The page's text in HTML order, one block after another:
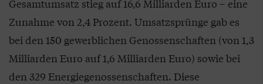
Gesamtumsatz stieg auf 16,6 Milliarden Euro – eine
Zunahme von 2,4 Prozent. Umsatzsprünge gab es
bei den 150 gewerblichen Genossenschaften (von 1,3
Milliarden Euro auf 1,6 Milliarden Euro) sowie bei
den 329 Energiegenossenschaften. Diese